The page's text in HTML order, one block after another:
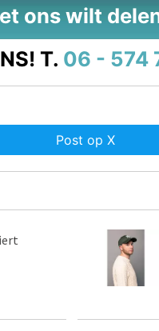
ons wilt
T. 06 - 574
Post op X